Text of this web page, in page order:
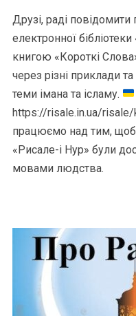
Друзі, раді
електронної
книгою «Короткі
через різні приклади
теми імана та ісламу.
https://risale.in.ua/
працюємо над тим,
«Рисале-і Нур» були
мовами людства.